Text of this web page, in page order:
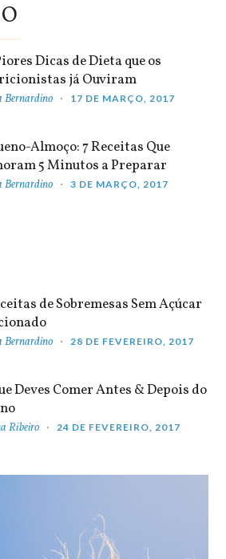
Dicas de Dieta que os
já Ouviram
Bernardino 17 DE MARÇO, 2017
Almoço: 7 Receitas Que
5 Minutos a Preparar
Bernardino 3 DE MARÇO, 2017
de Sobremesas Sem Açúcar
Bernardino 28 DE FEVEREIRO, 2017
Deves Comer Antes & Depois do
Ribeiro 24 DE FEVEREIRO, 2017